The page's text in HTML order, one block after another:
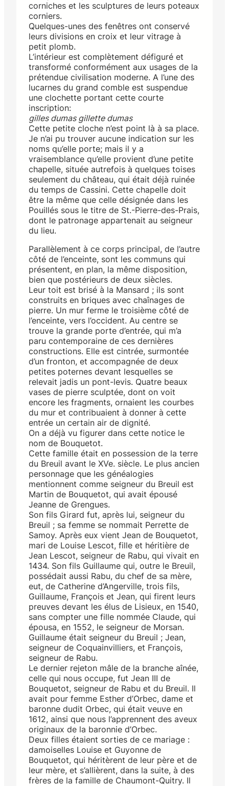
corniches et les sculptures de leurs poteaux
corniers.
Quelques-unes des fenêtres ont conservé
leurs divisions en croix et leur vitrage à
petit plomb.
L’intérieur est complètement défiguré et
transformé conformément aux usages de la
prétendue civilisation moderne. A l’une des
lucarnes du grand comble est suspendue
une clochette portant cette courte
inscription:
gilles dumas gillette dumas
Cette petite cloche n’est point là à sa place.
Je n’ai pu trouver aucune indication sur les
noms qu’elle porte; mais il y a
vraisemblance qu’elle provient d’une petite
chapelle, située autrefois à quelques toises
seulement du château, qui était déjà ruinée
du temps de Cassini. Cette chapelle doit
être la même que celle désignée dans les
Pouillés sous le titre de St.-Pierre-des-Prais,
dont le patronage appartenait au seigneur
du lieu.
Parallèlement à ce corps principal, de l’autre
côté de l’enceinte, sont les communs qui
présentent, en plan, la même disposition,
bien que postérieurs de deux siècles.
Leur toit est brisé à la Mansard ; ils sont
construits en briques avec chaînages de
pierre. Un mur ferme le troisième côté de
l’enceinte, vers l’occident. Au centre se
trouve la grande porte d’entrée, qui m’a
paru contemporaine de ces dernières
constructions. Elle est cintrée, surmontée
d’un fronton, et accompagnée de deux
petites poternes devant lesquelles se
relevait jadis un pont-levis. Quatre beaux
vases de pierre sculptée, dont on voit
encore les fragments, ornaient les courbes
du mur et contribuaient à donner à cette
entrée un certain air de dignité.
On a déjà vu figurer dans cette notice le
nom de Bouquetot.
Cette famille était en possession de la terre
du Breuil avant le XVe. siècle. Le plus ancien
personnage que les généalogies
mentionnent comme seigneur du Breuil est
Martin de Bouquetot, qui avait épousé
Jeanne de Grengues.
Son fils Girard fut, après lui, seigneur du
Breuil ; sa femme se nommait Perrette de
Samoy. Après eux vient Jean de Bouquetot,
mari de Louise Lescot, fille et héritière de
Jean Lescot, seigneur de Rabu, qui vivait en
1434. Son fils Guillaume qui, outre le Breuil,
possédait aussi Rabu, du chef de sa mère,
eut, de Catherine d’Angerville, trois fils,
Guillaume, François et Jean, qui firent leurs
preuves devant les élus de Lisieux, en 1540,
sans compter une fille nommée Claude, qui
épousa, en 1552, le seigneur de Morsan.
Guillaume était seigneur du Breuil ; Jean,
seigneur de Coquainvilliers, et François,
seigneur de Rabu.
Le dernier rejeton mâle de la branche aînée,
celle qui nous occupe, fut Jean III de
Bouquetot, seigneur de Rabu et du Breuil. Il
avait pour femme Esther d’Orbec, dame et
baronne dudit Orbec, qui était veuve en
1612, ainsi que nous l’apprennent des aveux
originaux de la baronnie d’Orbec.
Deux filles étaient sorties de ce mariage :
damoiselles Louise et Guyonne de
Bouquetot, qui héritèrent de leur père et de
leur mère, et s’allièrent, dans la suite, à des
frères de la famille de Chaumont-Quitry. Il